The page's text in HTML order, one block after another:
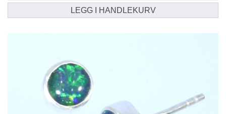
nr
LEGG I HANDLEKURV